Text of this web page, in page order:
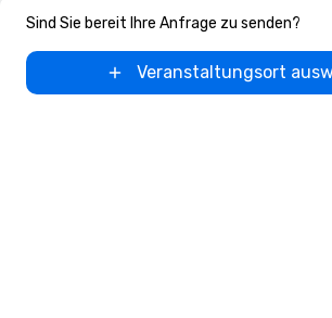
Sind Sie bereit Ihre Anfrage zu senden?
Veranstaltungsort